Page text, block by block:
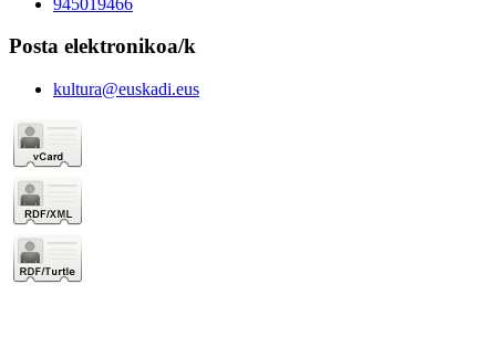
Posta elektronikoa/k
kultura@euskadi.eus